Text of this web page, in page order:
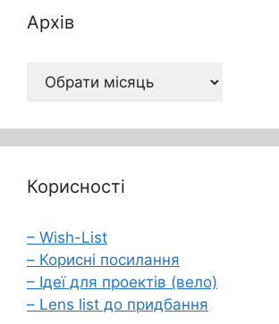
Архів
Архів
Корисності
– Wish-List
– Корисні посилання
– Ідеї для проектів (вело)
– Lens list до придбання